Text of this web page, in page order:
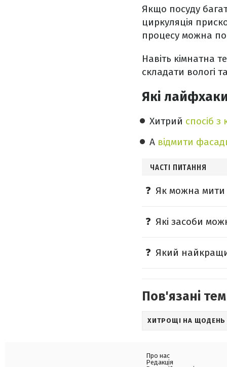
Якщо посуду
циркуляція
процесу можна
Навіть кімнатна
складати вологі
Які
Хитрий спосіб з
А відмити
ЧАСТІ ПИТАННЯ
Як можна мити
Які засоби
Який
Пов'язані
ХИТРОЩІ НА ЩОДЕНЬ
Про нас
Редакція